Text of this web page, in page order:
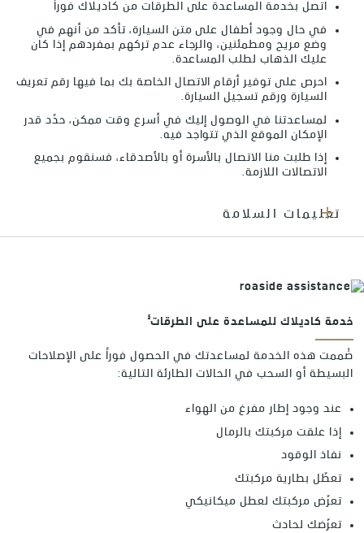
اتصل بخدمة المساعدة على الطرقات من كاديلاك فوراً
في حال وجود أطفال على متن السيارة، تأكد من أنهم في
وضع مريح ومطمئنين، والرجاء عدم تركهم بمفردهم إذا كان
عليك الذهاب لطلب المساعدة.
احرص على توفير أرقام الاتصال الخاصة بك بما فيها رقم تعريف
السيارة ورقم تسجيل السيارة.
لمساعدتنا في الوصول إليك في أسرع وقت ممكن، حدّد قدر
الإمكان الموقع الذي تتواجد فيه.
إذا طلبت منا الاتصال بالأسرة أو بالأصدقاء، فسنقوم بجميع
الاتصالات اللازمة.
تعليمات السلامة
خدمة كاديلاك للمساعدة على الطرقات§
صُممت هذه الخدمة لمساعدتك في الحصول فوراً على الإصلاحات
البسيطة أو السحب في الحالات الطارئة التالية:
عند وجود إطار مفرغ من الهواء
إذا علقت مركبتك بالرمال
نفاذ الوقود
تعطّل بطارية مركبتك
تعرّض مركبتك لعطل ميكانيكي
تعرّضك لحادث